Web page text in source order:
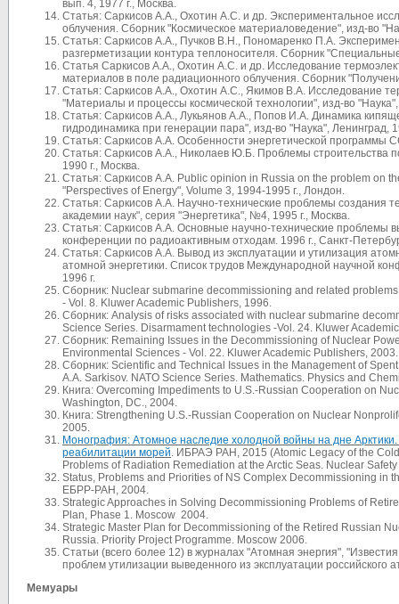
вып. 4, 1977 г., Москва.
Статья: Саркисов А.А., Охотин А.С. и др. Экспериментальное
облучения. Сборник "Космическое материаловедение", изд-во
Статья: Саркисов А.А., Пучков В.Н., Пономаренко П.А.
разгерметизации контура теплоносителя. Сборник
Статья Саркисов А.А., Охотин А.С. и др. Исследование
материалов в поле радиационного облучения. Сборник
Статья: Саркисов А.А., Охотин А.С., Якимов В.А. Исследование
"Материалы и процессы космической технологии", изд-во "Наука",
Статья: Саркисов А.А., Лукьянов А.А., Попов И.А. Динамика
гидродинамика при генерации пара", изд-во "Наука", Ленинград,
Статья: Саркисов А.А. Особенности энергетической программы
Статья: Саркисов А.А., Николаев Ю.Б. Проблемы строительства
1990 г., Москва.
Статья: Саркисов А.А. Public opinion in Russia on the problem on
"Perspectives of Energy", Volume 3, 1994-1995 г., Лондон.
Статья: Саркисов А.А. Научно-технические проблемы создания
академии наук", серия "Энергетика", №4, 1995 г., Москва.
Статья: Саркисов А.А. Основные научно-технические проблемы
конференции по радиоактивным отходам. 1996 г., Санкт-
Статья: Саркисов А.А. Вывод из эксплуатации и утилизация
атомной энергетики. Список трудов Международной научной
1996 г.
Сборник: Nuclear submarine decommissioning and related
- Vol. 8. Kluwer Academic Publishers, 1996.
Сборник: Analysis of risks associated with nuclear submarine
Science Series. Disarmament technologies -Vol. 24. Kluwer
Сборник: Remaining Issues in the Decommissioning of Nuclear
Environmental Sciences - Vol. 22. Kluwer Academic Publishers, 2003.
Сборник: Scientific and Technical Issues in the Management of
A.A. Sarkisov. NATO Science Series. Mathematics. Physics and
Книга: Overcoming Impediments to U.S.-Russian Cooperation on
Washington, DC., 2004.
Книга: Strengthening U.S.-Russian Cooperation on Nuclear
2005.
Монография: Атомное наследие холодной войны на дне
реабилитации морей. ИБРАЭ РАН, 2015 (Atomic Legacy of the
Problems of Radiation Remediation at the Arctic Seas. Nuclear
Status, Problems and Priorities of NS Complex Decommissioning in
ЕБРР-РАН, 2004.
Strategic Approaches in Solving Decommissioning Problems of
Plan, Phase 1. Moscow 2004.
Strategic Master Plan for Decommissioning of the Retired Russian
Russia. Priority Project Programme. Moscow 2006.
Статьи (всего более 12) в журналах "Атомная энергия",
проблем утилизации выведенного из эксплуатации
Мемуары